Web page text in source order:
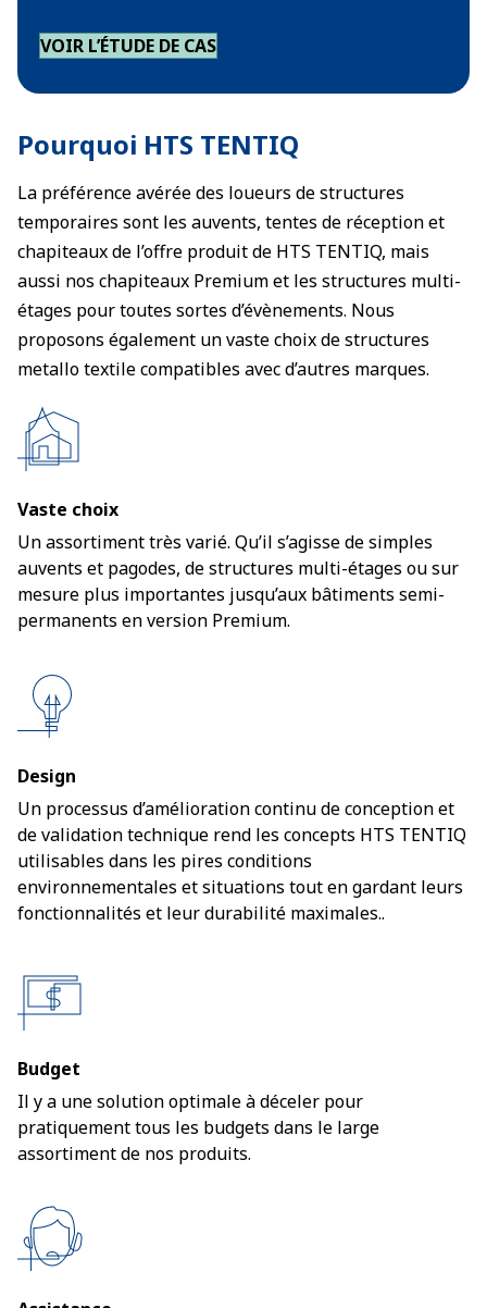
VOIR L’ÉTUDE DE CAS
Pourquoi HTS TENTIQ
La préférence avérée des loueurs de structures
temporaires sont les auvents, tentes de réception et
chapiteaux de l’offre produit de HTS TENTIQ, mais
aussi nos chapiteaux Premium et les structures multi-
étages pour toutes sortes d’évènements. Nous
proposons également un vaste choix de structures
metallo textile compatibles avec d’autres marques.
Vaste choix
Un assortiment très varié. Qu’il s’agisse de simples
auvents et pagodes, de structures multi-étages ou sur
mesure plus importantes jusqu’aux bâtiments semi-
permanents en version Premium.
Design
Un processus d’amélioration continu de conception et
de validation technique rend les concepts HTS TENTIQ
utilisables dans les pires conditions
environnementales et situations tout en gardant leurs
fonctionnalités et leur durabilité maximales..
Budget
Il y a une solution optimale à déceler pour
pratiquement tous les budgets dans le large
assortiment de nos produits.